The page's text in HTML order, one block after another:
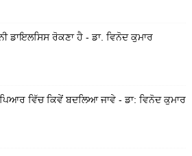
ਡਾਇਲਸਿਸ ਰੋਕਣਾ ਹੈ - ਡਾ. ਵਿਨੋਦ ਕੁਮਾਰ
ਵਿੱਚ ਕਿਵੇਂ ਬਦਲਿਆ ਜਾਵੇ - ਡਾ: ਵਿਨੋਦ ਕੁਮਾਰ